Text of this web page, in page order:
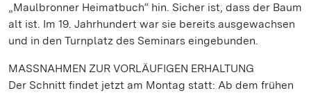
„Maulbronner Heimatbuch“ hin. Sicher ist, dass der Baum
alt ist. Im 19. Jahrhundert war sie bereits ausgewachsen
und in den Turnplatz des Seminars eingebunden.
MASSNAHMEN ZUR VORLÄUFIGEN ERHALTUNG
Der Schnitt findet jetzt am Montag statt: Ab dem frühen